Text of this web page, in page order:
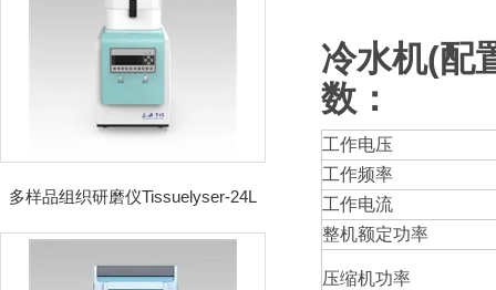
多样品组织研磨仪Tissuelyser-24L
冷水机(配
数：
工作电压
工作频率
工作电流
整机额定功率
压缩机功率